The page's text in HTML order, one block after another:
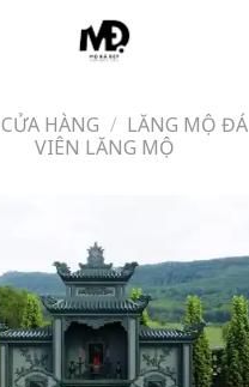
CỬA HÀNG / LĂNG MỘ ĐÁ
VIÊN LĂNG MỘ